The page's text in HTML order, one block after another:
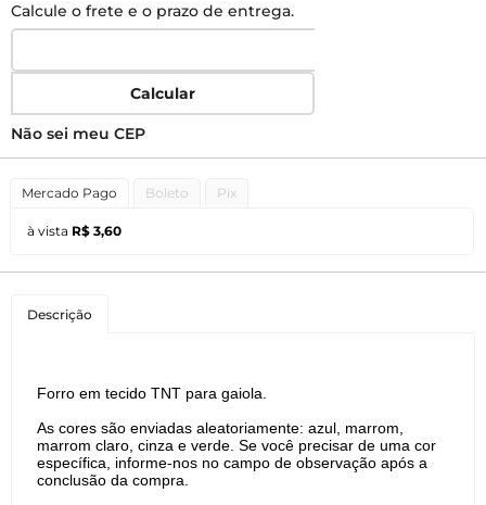
Calcule o frete e o prazo de entrega.
Calcular
Não sei meu CEP
Mercado Pago Boleto Pix
à vista R$ 3,60
Descrição
Forro em tecido TNT para gaiola.
As cores são enviadas aleatoriamente: azul, marrom,
marrom claro, cinza e verde. Se você precisar de uma cor
específica, informe-nos no campo de observação após a
conclusão da compra.